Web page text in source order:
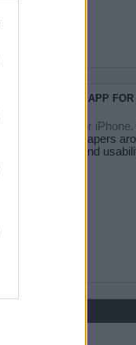
KIOSKO.NET APP
Kiosko.net for iPhone.
major newspapers
experience and